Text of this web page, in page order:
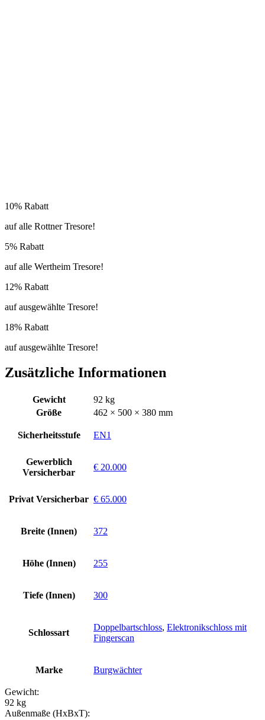
10% Rabatt
auf alle Rottner Tresore!
5% Rabatt
auf alle Wertheim Tresore!
12% Rabatt
auf ausgewählte Tresore!
18% Rabatt
auf ausgewählte Tresore!
Zusätzliche Informationen
Gewicht
92 kg
Größe
462 × 500 × 380 mm
Sicherheitsstufe EN1
Gewerblich
Versicherbar
€ 20.000
Privat Versicherbar € 65.000
Breite (Innen) 372
Höhe (Innen) 255
Tiefe (Innen) 300
Schlossart
Doppelbartschloss, Elektronikschloss mit
Fingerscan
Marke Burgwächter
Gewicht:
92 kg
Außenmaße (HxBxT):